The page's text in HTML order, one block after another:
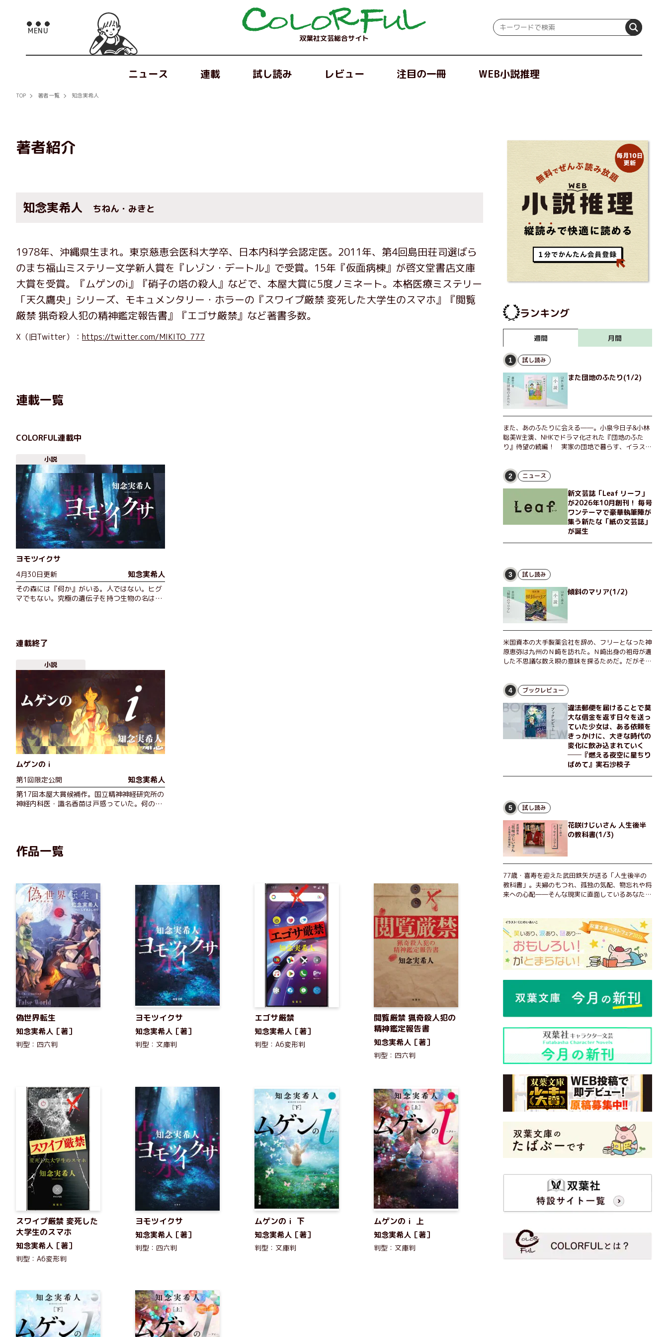
双葉社文芸総合サイト
ニュース 連載 試し読み レビュー 注目の一冊 WEB小説推理
TOP 著者一覧 知念実希人
著者紹介
知念実希人 ちねん・みきと
1978年、沖縄県生まれ。東京慈恵会医科大学卒、日本内科学会認定医。2011年、第4回島田荘司選ばら
のまち福山ミステリー文学新人賞を『レゾン・デートル』で受賞。15年『仮面病棟』が啓文堂書店文庫
大賞を受賞。『ムゲンのi』『硝子の塔の殺人』などで、本屋大賞に5度ノミネート。本格医療ミステリー
「天久鷹央」シリーズ、モキュメンタリー・ホラーの『スワイプ厳禁 変死した大学生のスマホ』『閲覧
厳禁 猟奇殺人犯の精神鑑定報告書』『エゴサ厳禁』など著書多数。
X（旧Twitter）： https://twitter.com/MIKITO_777
連載一覧
COLORFUL連載中
小説
ヨモツイクサ
4月30日更新 知念実希人
その森には『何か』がいる。人ではない。ヒグ
マでもない。究極の遺伝子を持つ生物の名は
連載終了
小説
ムゲンのｉ
第1回限定公開 知念実希人
第17回本屋大賞候補作。国立精神神経研究所の
神経内科医・識名香苗は戸惑っていた。何の前
作品一覧
偽世界転生
知念実希人［著］
判型：四六判
ヨモツイクサ
知念実希人［著］
判型：文庫判
エゴサ厳禁
知念実希人［著］
判型：A6変形判
閲覧厳禁 猟奇殺人犯の
精神鑑定報告書
知念実希人［著］
判型：四六判
スワイプ厳禁 変死した
大学生のスマホ
知念実希人［著］
判型：A6変形判
ヨモツイクサ
知念実希人［著］
判型：四六判
ムゲンのｉ 下
知念実希人［著］
判型：文庫判
ムゲンのｉ 上
知念実希人［著］
判型：文庫判
ランキング
週間 月間
1 試し読み
また団地のふたり(1/2)
また、あのふたりに会える――。小泉今日子&小林
聡美W主演、NHKでドラマ化された『団地のふた
り』待望の続編！ 実家の団地で暮らす、イラスト
ょっとした贅沢を楽しんだり、近所のおばちゃんの
恋バナを聞いてあげたり、部屋でふたりだけの「台
湾映画祭」を催したり。50代独身、幼なじみの変
わらぬ友情とささやかな幸せの日々を描く。
2 ニュース
新文芸誌「Leaf リーフ」
が2026年10月創刊！ 毎号
ワンテーマで豪華執筆陣が
集う新たな「紙の文芸誌」
が誕生
3 試し読み
傾斜のマリア(1/2)
米国資本の大手製薬会社を辞め、フリーとなった神
原恵弥は九州のＮ崎を訪れた。Ｎ崎出身の祖母が遺
した不思議な数え唄の意味を探るためだ。だがそん
出島で見つかったある物質について博士の意見を聞
きたいという。恵弥は、まるで影のような存在の博
士とまみえることはできるのか？ そして、唄の歌
詞「かたむくマリア」に込められた秘密とは？ 謎
めいたラストが鮮烈な余韻を残すシリーズ第四作！
4 ブックレビュー
違法郵便を届けることで莫
大な借金を返す日々を送っ
ていた少女は、ある依頼を
きっかけに、大きな時代の
変化に飲み込まれていく
──『燃える夜空に星ちり
ばめて』実石沙枝子
5 試し読み
花咲けじいさん 人生後半
の教科書(1/3)
77歳・喜寿を迎えた武田鉄矢が送る「人生後半の
教科書」。夫婦のもつれ、孤独の気配、物忘れや将
来への心配――そんな現実に直面しているあなた
経験をもとに繰り出される持論は説得力満点。まだ
まだ人生これから！ 読むだけで前向きになれる一
冊。